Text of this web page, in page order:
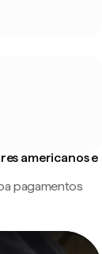
americanos e
pagamentos